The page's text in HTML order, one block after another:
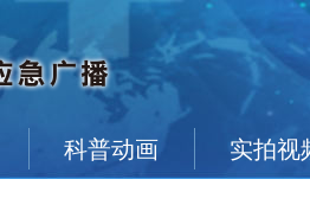
科普动画 实拍视